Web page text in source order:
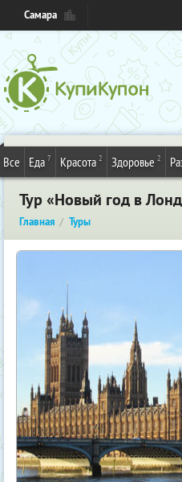
Самара
Все Еда 7 Красота 2 Здоровье 2
Тур «Новый год в
Главная Туры